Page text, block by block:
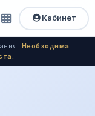
Быстрый
доступ
Кабинет
Необходима